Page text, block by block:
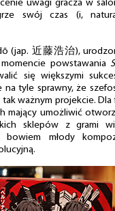
uwagi gracza w
swój czas (i,
(jap. 近藤浩治),
powstawania
się większymi
na tyle sprawny, że
ważnym projekcie. Dla
mający umożliwić
sklepów z grami
młody